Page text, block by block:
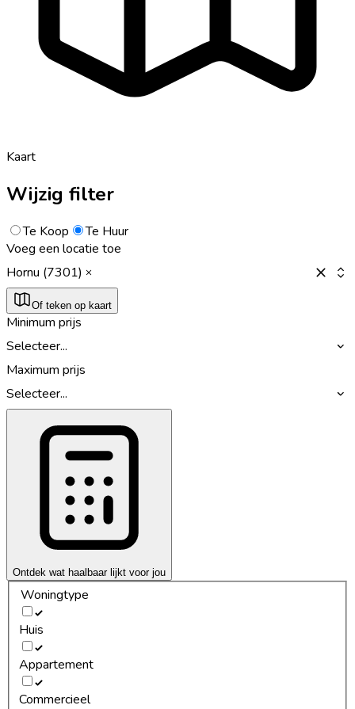
Kaart
Wijzig filter
Te Koop
Te Huur
Voeg een locatie toe
Hornu (7301)
Of teken op kaart
Minimum prijs
Selecteer...
Maximum prijs
Selecteer...
Ontdek wat haalbaar lijkt voor jou
Woningtype
Huis
Appartement
Commercieel